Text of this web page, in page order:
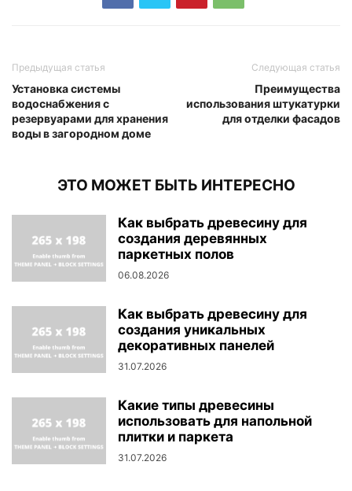
Предыдущая статья
Установка системы
водоснабжения с
резервуарами для хранения
воды в загородном доме
Следующая статья
Преимущества
использования штукатурки
для отделки фасадов
ЭТО МОЖЕТ БЫТЬ ИНТЕРЕСНО
Как выбрать древесину для
создания деревянных
паркетных полов
06.08.2026
Как выбрать древесину для
создания уникальных
декоративных панелей
31.07.2026
Какие типы древесины
использовать для напольной
плитки и паркета
31.07.2026